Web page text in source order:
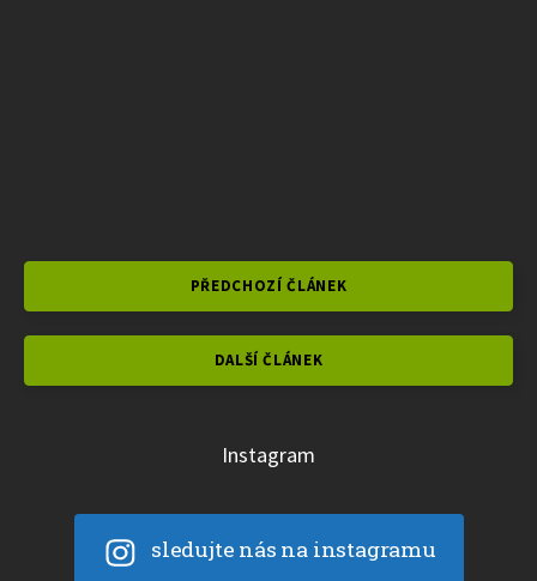
PŘEDCHOZÍ ČLÁNEK
DALŠÍ ČLÁNEK
Instagram
sledujte nás na instagramu